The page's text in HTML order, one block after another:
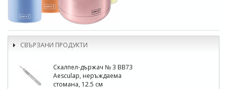
СВЪРЗАНИ ПРОДУКТИ
Скалпел-държач № 3 BB73
Aesculap, неръждаема
стомана, 12.5 см